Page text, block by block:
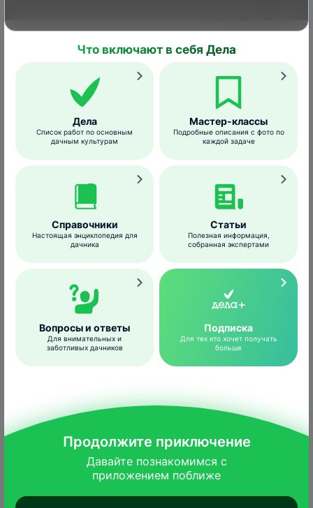
Цитрусовые
Щитовки,
белокрылка,
червецы
в период
относительного
покоя культуры
температуре
не ниже +4°C.
Расход
рабочей
жидкости – 4-
10 л/дерево
Декоративные
культуры
Зимующие
стадии
щитовок,
молей,
червецов
Опрыскивание
до распускания
почек весной
при
температуре
не ниже +4°C.
рабочей
жидкости – 10
Декоративные
Опрыскивание
летом в начале
появления
щитовок 1-го и
2-го
Что включают в себя Дела
Дела
Список работ по основным
дачным культурам
Мастер-классы
Подробные описания с фото по
каждой задаче
Справочники
Настоящая энциклопедия для
дачника
Статьи
Полезная информация,
собранная экспертами
Вопросы и ответы
Для внимательных и
заботливых дачников
Подписка
Для тех кто хочет получать
больше
Продолжите приключение
Давайте познакомимся с
приложением поближе